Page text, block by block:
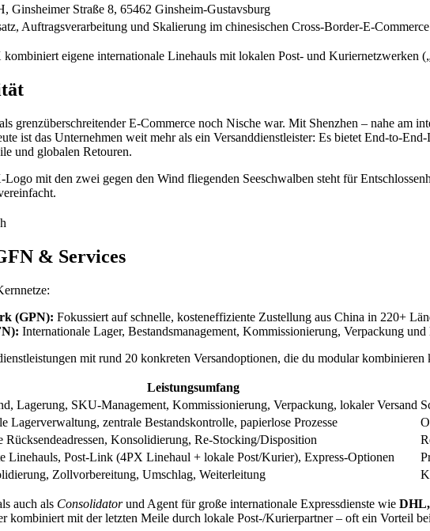
Ginsheimer Straße 8, 65462 Ginsheim-Gustavsburg
Auftragsverarbeitung und Skalierung im chinesischen Cross-Border-E-Commerce
kombiniert eigene internationale Linehauls mit lokalen Post- und Kuriernetzwerken
grenzüberschreitender E-Commerce noch Nische war. Mit Shenzhen – nahe am
ist das Unternehmen weit mehr als ein Versanddienstleister: Es bietet End-to-
und globalen Retouren.
mit den zwei gegen den Wind fliegenden Seeschwalben steht für
& Services
(GPN): Fokussiert auf schnelle, kosteneffiziente Zustellung aus China in 220+
Internationale Lager, Bestandsmanagement, Kommissionierung, Verpackung
mit rund 20 konkreten Versandoptionen, die du modular kombinieren
Leistungsumfang
Lagerung, SKU-Management, Kommissionierung, Verpackung, lokaler Versand
Lagerverwaltung, zentrale Bestandskontrolle, papierlose Prozesse
Rücksendeadressen, Konsolidierung, Re-Stocking/Disposition
Linehauls, Post-Link (4PX Linehaul + lokale Post/Kurier), Express-Optionen
Zollvorbereitung, Umschlag, Weiterleitung
auch als Consolidatorund Agent für große internationale Expressdienste wie
kombiniert mit der letzten Meile durch lokale Post-/Kurierpartner – oft ein Vorteil